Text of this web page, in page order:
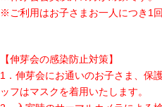
※ご利用はお子さまお一人につき1
【伸芽会の感染防止対策】
1．伸芽会にお通いのお子さま、保
ッフはマスクを着用いたします。